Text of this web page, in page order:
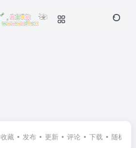
收藏 发布 更新 评论 下载 随机